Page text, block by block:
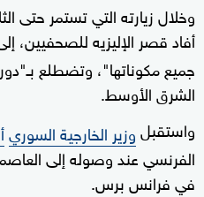
وخلال زيارته التي تستمر حتى
أفاد قصر الإليزيه للصحفيين،
جميع مكوناتها"، وتضطلع
الشرق الأوسط.
واستقبلوزير الخارجية السوري
الفرنسي عند وصوله إلى
في فرانس برس.